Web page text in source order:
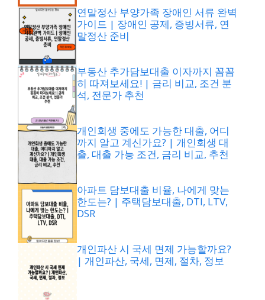
연말정산 부양가족 장애인 서류 완벽
가이드 | 장애인 공제, 증빙서류, 연
말정산 준비
부동산 추가담보대출 이자까지 꼼꼼
히 따져보세요! | 금리 비교, 조건 분
석, 전문가 추천
개인회생 중에도 가능한 대출, 어디
까지 알고 계신가요? | 개인회생 대
출, 대출 가능 조건, 금리 비교, 추천
아파트 담보대출 비율, 나에게 맞는
한도는? | 주택담보대출, DTI, LTV,
DSR
개인파산 시 국세 면제 가능할까요?
| 개인파산, 국세, 면제, 절차, 정보